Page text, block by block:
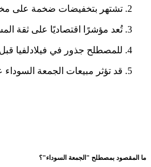
تشتهر بتخفيضات ضخمة على
تُعد مؤشرًا اقتصاديًا على ثقة
للمصطلح جذور في فيلادلفيا
قد تؤثر مبيعات الجمعة
ما المقصود بمصطلح "الجمعة السوداء"؟